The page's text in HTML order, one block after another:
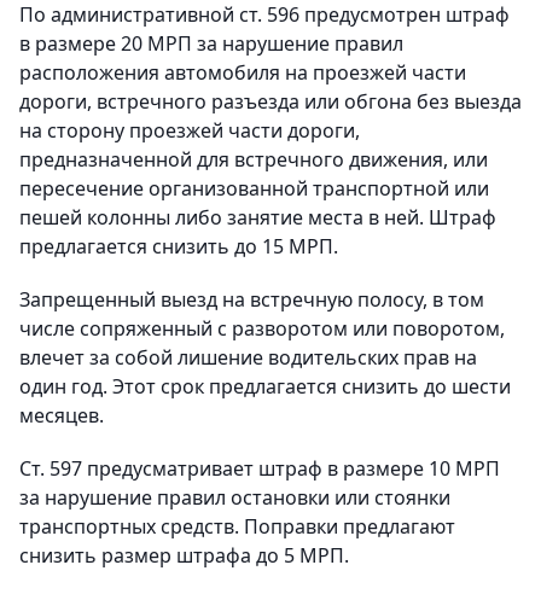
По административной ст. 596 предусмотрен штраф
в размере 20 МРП за нарушение правил
расположения автомобиля на проезжей части
дороги, встречного разъезда или обгона без выезда
на сторону проезжей части дороги,
предназначенной для встречного движения, или
пересечение организованной транспортной или
пешей колонны либо занятие места в ней. Штраф
предлагается снизить до 15 МРП.
Запрещенный выезд на встречную полосу, в том
числе сопряженный с разворотом или поворотом,
влечет за собой лишение водительских прав на
один год. Этот срок предлагается снизить до шести
месяцев.
Ст. 597 предусматривает штраф в размере 10 МРП
за нарушение правил остановки или стоянки
транспортных средств. Поправки предлагают
снизить размер штрафа до 5 МРП.